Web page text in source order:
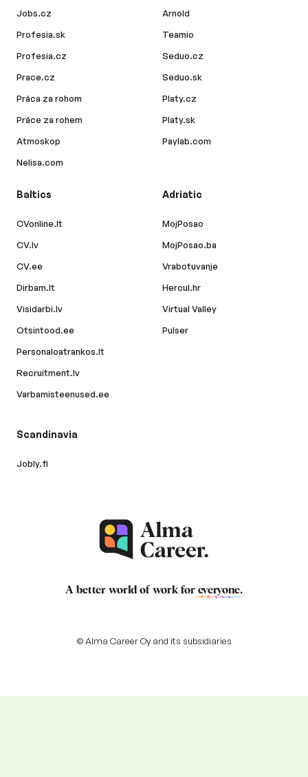
Jobs.cz
Profesia.sk
Profesia.cz
Prace.cz
Práca za rohom
Práce za rohem
Atmoskop
Nelisa.com
Arnold
Teamio
Seduo.cz
Seduo.sk
Platy.cz
Platy.sk
Paylab.com
Baltics
CVonline.lt
CV.lv
CV.ee
Dirbam.lt
Visidarbi.lv
Otsintood.ee
Personaloatrankos.lt
Recruitment.lv
Varbamisteenused.ee
Adriatic
MojPosao
MojPosao.ba
Vrabotuvanje
Hercul.hr
Virtual Valley
Pulser
Scandinavia
Jobly.fi
A better world of work for everyone.
© Alma Career Oy and its subsidiaries